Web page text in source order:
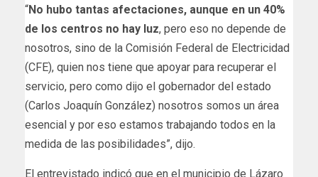
“No hubo tantas afectaciones, aunque en un 40%
de los centros no hay luz, pero eso no depende de
nosotros, sino de la Comisión Federal de Electricidad
(CFE), quien nos tiene que apoyar para recuperar el
servicio, pero como dijo el gobernador del estado
(Carlos Joaquín González) nosotros somos un área
esencial y por eso estamos trabajando todos en la
medida de las posibilidades”, dijo.
El entrevistado indicó que en el municipio de Lázaro